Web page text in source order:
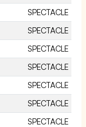
SPECTACLE
SPECTACLE
SPECTACLE
SPECTACLE
SPECTACLE
SPECTACLE
SPECTACLE